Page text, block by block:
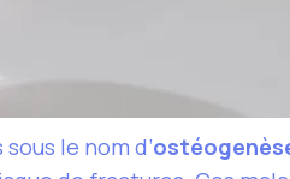
le nom d’